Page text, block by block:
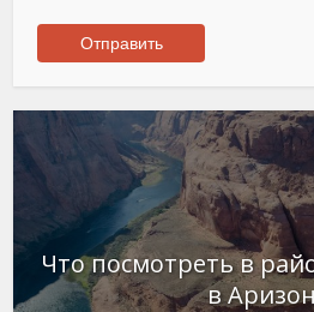
Что посмотреть в
в